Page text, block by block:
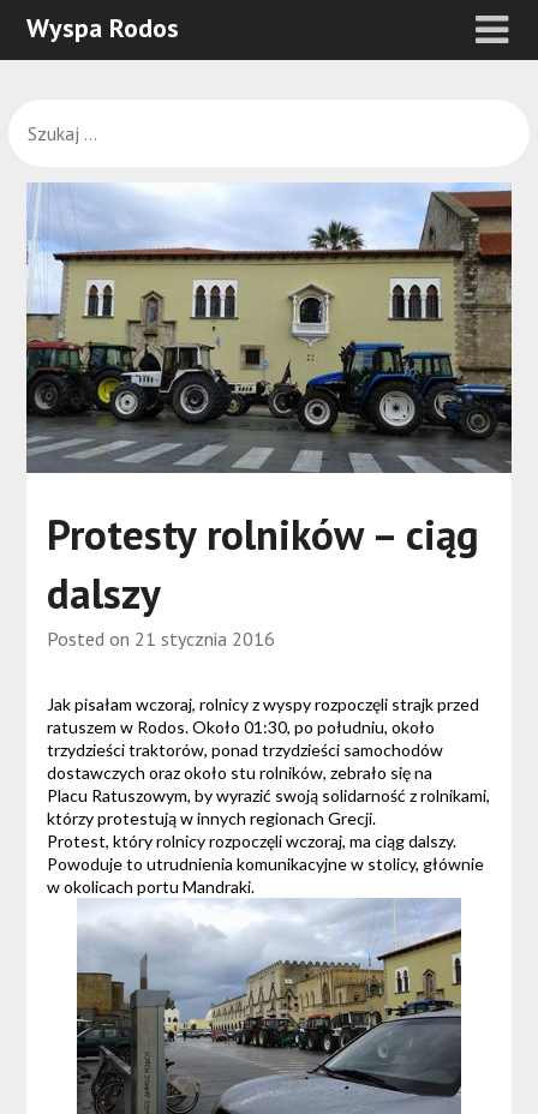
Wyspa Rodos
Protesty rolników – ciąg
dalszy
Posted on 21 stycznia 2016
Jak pisałam wczoraj, rolnicy z wyspy rozpoczęli strajk przed
ratuszem w Rodos. Około 01:30, po południu, około
trzydzieści traktorów, ponad trzydzieści samochodów
dostawczych oraz około stu rolników, zebrało się na
Placu Ratuszowym, by wyrazić swoją solidarność z rolnikami,
którzy protestują w innych regionach Grecji.
Protest, który rolnicy rozpoczęli wczoraj, ma ciąg dalszy.
Powoduje to utrudnienia komunikacyjne w stolicy, głównie
w okolicach portu Mandraki.